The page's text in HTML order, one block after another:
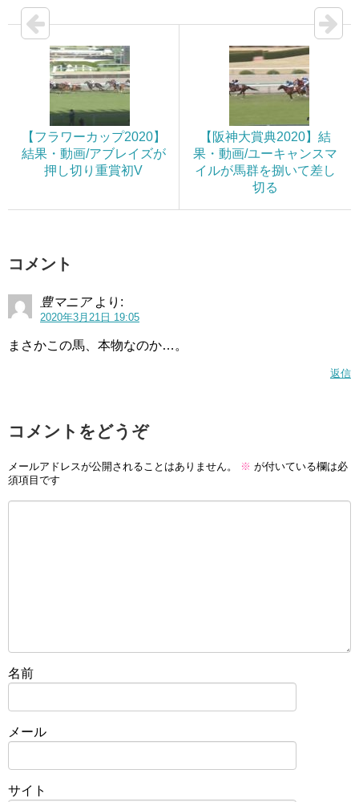
【フラワーカップ2020】
結果・動画/アブレイズが
押し切り重賞初V
【阪神大賞典2020】結
果・動画/ユーキャンスマ
イルが馬群を捌いて差し
切る
コメント
豊マニア より:
2020年3月21日 19:05
まさかこの馬、本物なのか…。
返信
コメントをどうぞ
メールアドレスが公開されることはありません。 ※ が付いている欄は必
須項目です
名前
メール
サイト